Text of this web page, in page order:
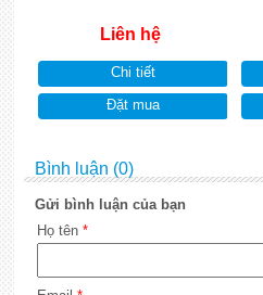
Liên hệ
Chi tiết
Đặt mua
Bình luận (0)
Gửi bình luận của bạn
Họ tên *